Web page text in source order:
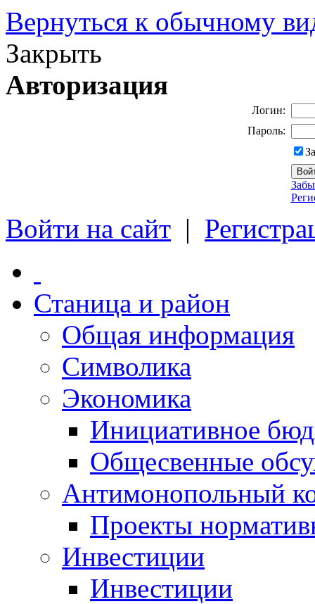
Вернуться к обычному
Закрыть
Авторизация
Логин:
Пароль:
Войти на сайт |
Станица и район
Общая информация
Символика
Экономика
Инициативное
Общесвенные
Антимонопольный
Проекты
Инвестиции
Инвестиции